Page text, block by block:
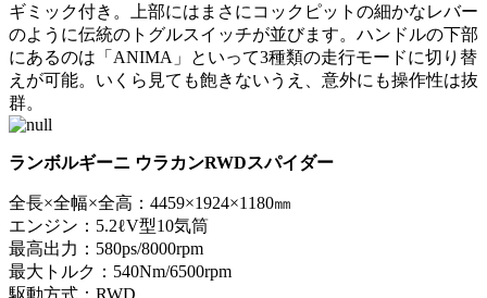
ギミック付き。上部にはまさにコックピットの細かなレバー
のように伝統のトグルスイッチが並びます。ハンドルの下部
にあるのは「ANIMA」といって3種類の走行モードに切り替
えが可能。いくら見ても飽きないうえ、意外にも操作性は抜
群。
ランボルギーニ ウラカンRWDスパイダー
全長×全幅×全高：4459×1924×1180㎜
エンジン：5.2ℓV型10気筒
最高出力：580ps/8000rpm
最大トルク：540Nm/6500rpm
駆動方式：RWD